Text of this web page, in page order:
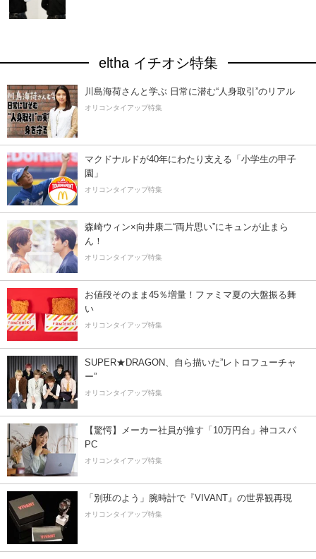
eltha イチオシ特集
川島海荷さんと学ぶ 日常に潜む“人身取引”のリアル
オリコンタイアップ特集
マクドナルドが40年にわたり支える「小学生の甲子
園」
オリコンタイアップ特集
森崎ウィン×向井康二“両片思い”にキュンが止まら
ん！
オリコンタイアップ特集
お値段そのまま45％増量！ファミマ夏の大盤振る舞
い
オリコンタイアップ特集
SUPER★DRAGON、自ら描いた”レトロフューチャ
ー”
オリコンタイアップ特集
【驚愕】メーカー社員が推す「10万円台」神コスパ
PC
オリコンタイアップ特集
「別班のよう」腕時計で『VIVANT』の世界観再現
オリコンタイアップ特集